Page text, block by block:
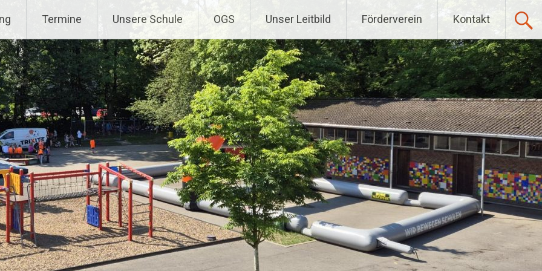
Termine Unsere Schule OGS Unser Leitbild Förderverein Kontakt